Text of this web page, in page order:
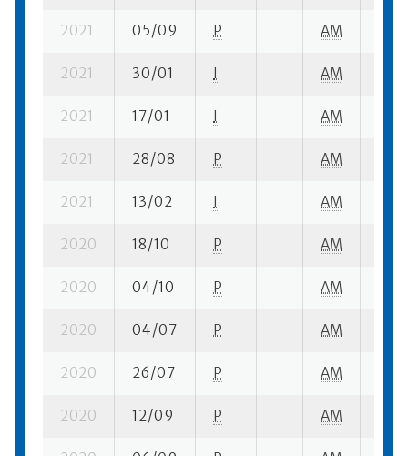
2021 05/09 P AM
2021 30/01 I AM
2021 17/01 I AM
2021 28/08 P AM
2021 13/02 I AM
2020 18/10 P AM
2020 04/10 P AM
2020 04/07 P AM
2020 26/07 P AM
2020 12/09 P AM